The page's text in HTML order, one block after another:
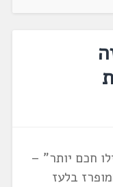
חכם יותר" –
בלעז